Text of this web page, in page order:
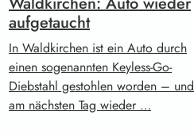
aufgetaucht
In Waldkirchen ist ein Auto durch
einen sogenannten Keyless-Go-
Diebstahl gestohlen worden – und
am nächsten Tag wieder …